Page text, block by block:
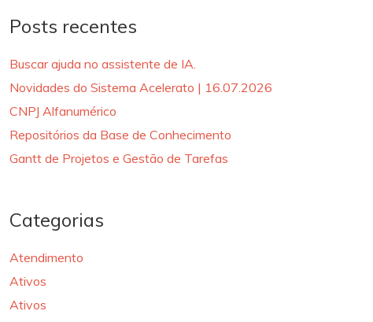
Posts recentes
Buscar ajuda no assistente de IA.
Novidades do Sistema Acelerato | 16.07.2026
CNPJ Alfanumérico
Repositórios da Base de Conhecimento
Gantt de Projetos e Gestão de Tarefas
Categorias
Atendimento
Ativos
Ativos